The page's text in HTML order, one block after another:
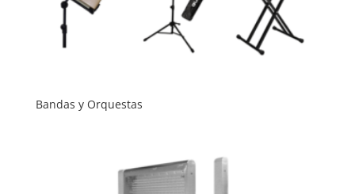
Bandas y Orquestas